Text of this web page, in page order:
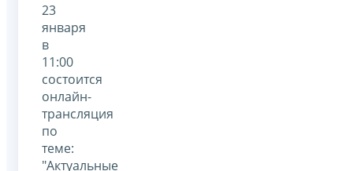
23
января
в
11:00
состоится
онлайн-
трансляция
по
теме:
"Актуальные